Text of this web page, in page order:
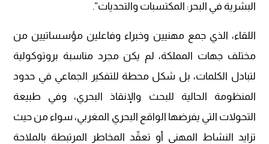
البشرية في البحر: المكتسبات والتحديات”.
اللقاء، الذي جمع مهنيين وخبراء وفاعلين مؤسساتيين من
مختلف جهات المملكة، لم يكن مجرد مناسبة بروتوكولية
لتبادل الكلمات، بل شكل محطة للتفكير الجماعي في حدود
المنظومة الحالية للبحث والإنقاذ البحري، وفي طبيعة
التحولات التي يفرضها الواقع البحري المغربي، سواء من حيث
تزايد النشاط المهني أو تعقّد المخاطر المرتبطة بالملاحة